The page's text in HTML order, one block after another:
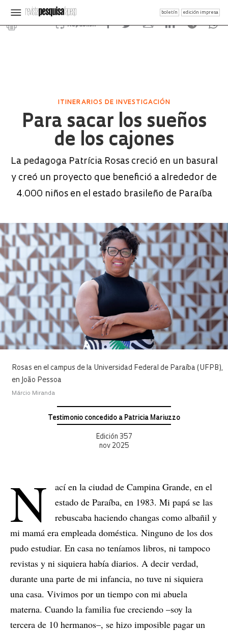
boletín edición impresa
Republish
ITINERARIOS DE INVESTIGACIÓN
Para sacar los sueños
de los cajones
La pedagoga Patrícia Rosas creció en un basural
y creó un proyecto que benefició a alrededor de
4.000 niños en el estado brasileño de Paraíba
Rosas en el campus de la Universidad Federal de Paraíba (UFPB),
en João Pessoa
Márcio Miranda
Testimonio concedido a Patricia Mariuzzo
Edición 357
nov 2025
N
ací en la ciudad de Campina Grande, en el
estado de Paraíba, en 1983. Mi papá se las
rebuscaba haciendo changas como albañil y
mi mamá era empleada doméstica. Ninguno de los dos
pudo estudiar. En casa no teníamos libros, ni tampoco
revistas y ni siquiera había diarios. A decir verdad,
durante una parte de mi infancia, no tuve ni siquiera
una casa. Vivimos por un tiempo con mi abuela
materna. Cuando la familia fue creciendo –soy la
tercera de 10 hermanos–, se hizo imposible pagar un